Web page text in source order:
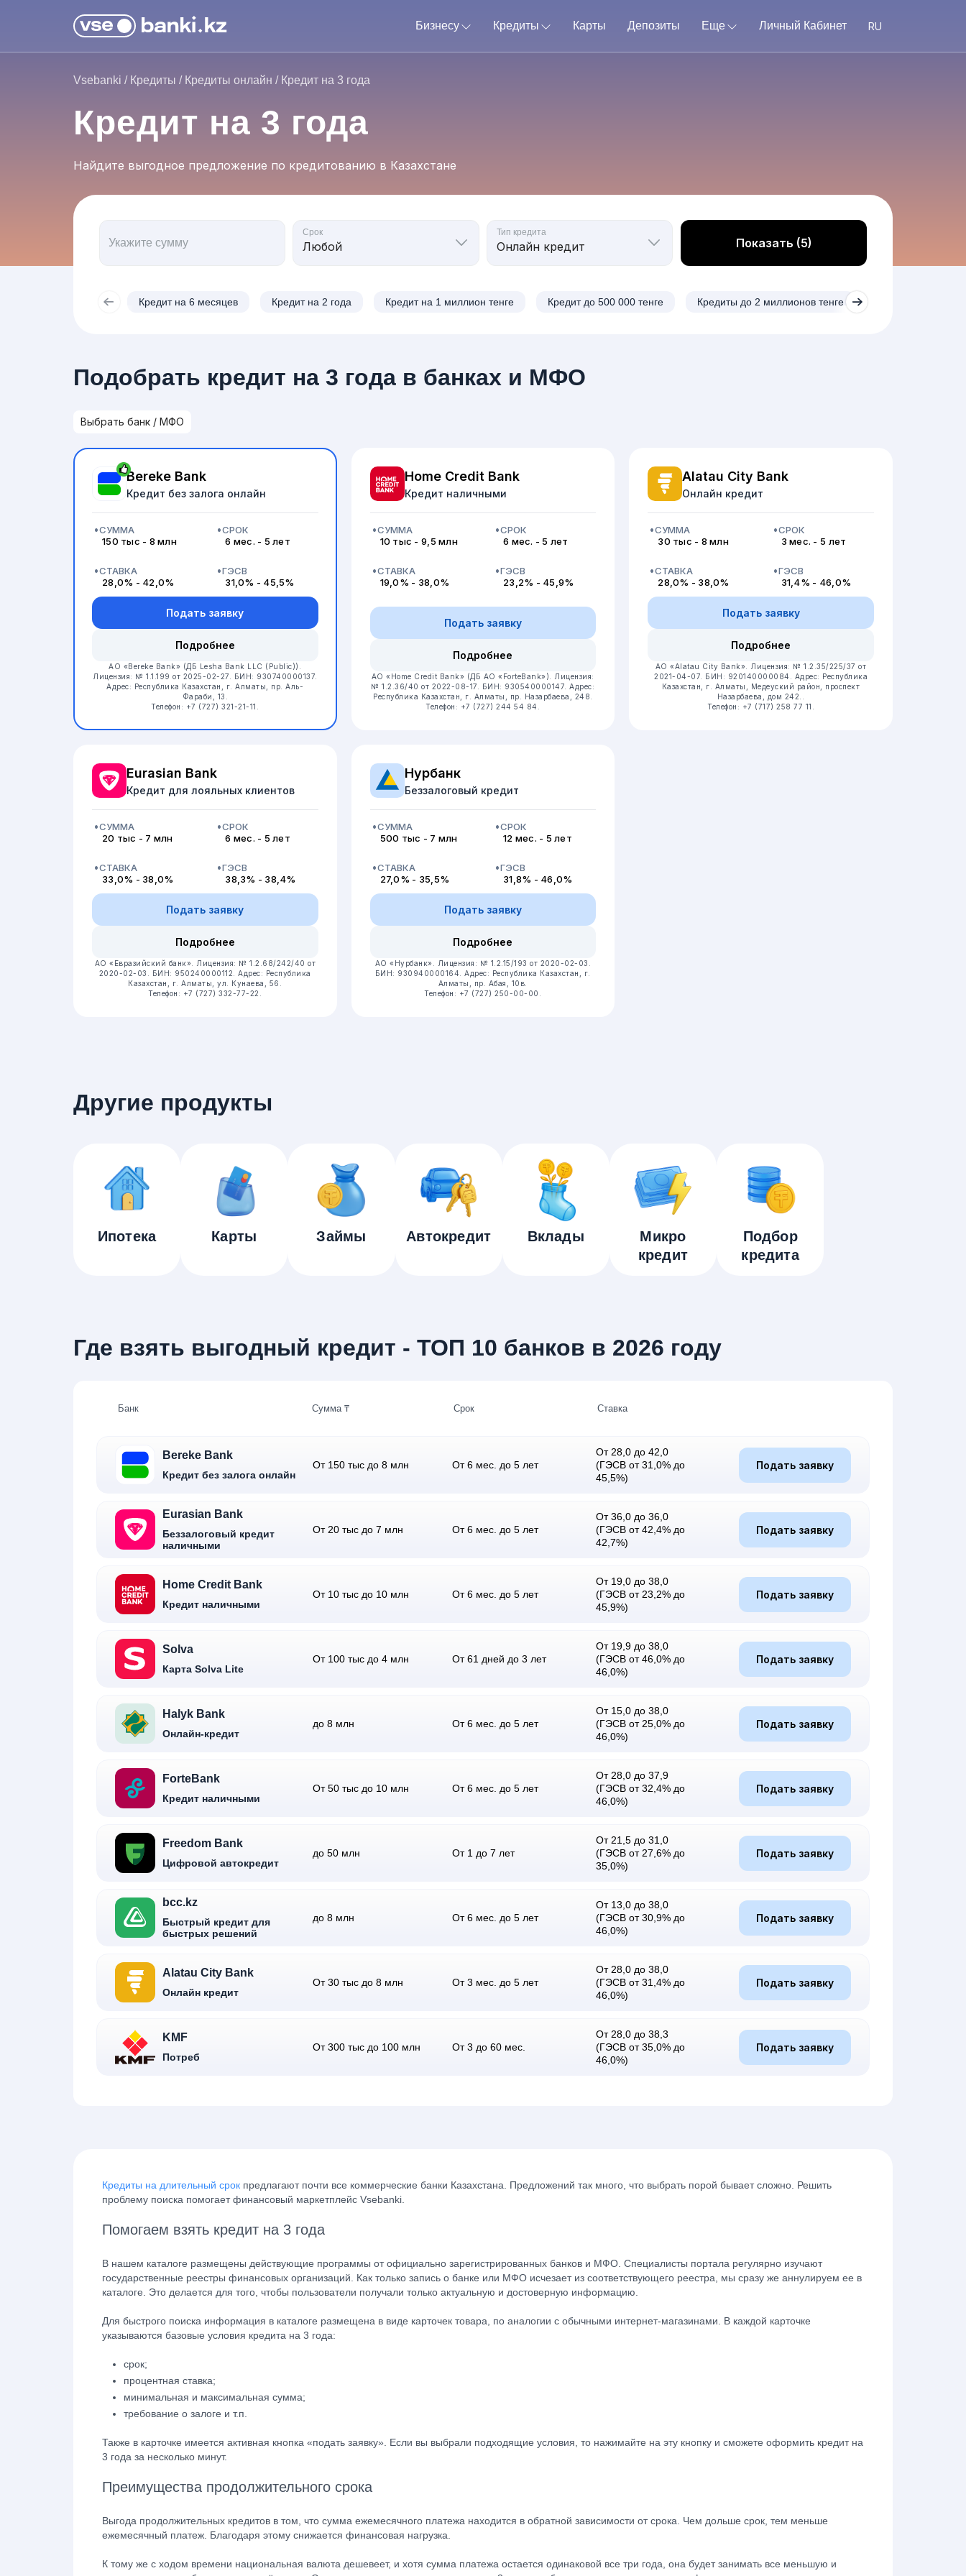
Бизнесу Кредиты Карты Депозиты Еще Личный Кабинет
Vsebanki / Кредиты / Кредиты онлайн / Кредит на 3 года
Кредит на 3 года
Найдите выгодное предложение по кредитованию в Казахстане
Укажите сумму
Срок Тип кредита
Показать (5)
Кредит на 6 месяцев Кредит на 2 года Кредит на 1 миллион тенге Кредит до 500 000 тенге Кредиты до 2 миллионов тенге
Подобрать кредит на 3 года в банках и МФО
Bereke Bank
Кредит без залога онлайн
СУММА
150 тыс - 8 млн
СРОК
6 мес. - 5 лет
СТАВКА
28,0% - 42,0%
ГЭСВ
31,0% - 45,5%
Подать заявку
Подробнее
АО «Bereke Bank» (ДБ Lesha Bank LLC (Public)).
Лицензия: № 1.1.199 от 2025-02-27.
БИН: 930740000137.
Адрес: Республика Казахстан, г. Алматы, пр. Аль-
Фараби, 13.
Телефон: +7 (727) 321-21-11.
Home Credit Bank
Кредит наличными
СУММА
10 тыс - 9,5 млн
СРОК
6 мес. - 5 лет
СТАВКА
19,0% - 38,0%
ГЭСВ
23,2% - 45,9%
Подать заявку
Подробнее
АО «Home Credit Bank» (ДБ АО «ForteBank»).
Лицензия:
№ 1.2.36/40 от 2022-08-17. БИН: 930540000147.Адрес:
Республика Казахстан, ​г. Алматы, пр. Назарбаева, 248.
Телефон: +7 (727) 244 54 84.
Alatau City Bank
Онлайн кредит
СУММА
30 тыс - 8 млн
СРОК
3 мес. - 5 лет
СТАВКА
28,0% - 38,0%
ГЭСВ
31,4% - 46,0%
Подать заявку
Подробнее
АО «Alatau City Bank».
Лицензия: № 1.2.35/225/37 от
2021-04-07. БИН: 920140000084. Адрес: Республика
Казахстан, г. Алматы, Медеуский район, проспект
Назарбаева, дом 242..
Телефон: +7 (717) 258 77 11.
Eurasian Bank
Кредит для лояльных клиентов
СУММА
20 тыс - 7 млн
СРОК
6 мес. - 5 лет
СТАВКА
33,0% - 38,0%
ГЭСВ
38,3% - 38,4%
Подать заявку
Подробнее
АО «Евразийский банк».
Лицензия: № 1.2.68/242/40 от
2020-02-03. БИН: 950240000112.Адрес: Республика
Казахстан, г. Алматы, ул. Кунаева, 56.
Телефон: +7 (727) 332-77-22.
Нурбанк
Беззалоговый кредит
СУММА
500 тыс - 7 млн
СРОК
12 мес. - 5 лет
СТАВКА
27,0% - 35,5%
ГЭСВ
31,8% - 46,0%
Подать заявку
Подробнее
АО «Нурбанк».
Лицензия: № 1.2.15/193 от 2020-02-03.
БИН: 930940000164.Адрес: Республика Казахстан, г.
Алматы, пр. Абая, 10в.
Телефон: +7 (727) 250-00-00.
Другие продукты
Ипотека Карты Займы Автокредит Вклады
Микро
кредит
Подбор
кредита
Где взять выгодный кредит - ТОП 10 банков в 2026 году
Банк Сумма ₸ Срок Ставка
Bereke Bank
Кредит без залога онлайн
От 150 тыс до 8 млн От 6 мес. до 5 лет
От 28,0 до 42,0
(ГЭСВ от 31,0% до
45,5%)
Подать заявку
Eurasian Bank
Беззалоговый кредит
наличными
От 20 тыс до 7 млн От 6 мес. до 5 лет
От 36,0 до 36,0
(ГЭСВ от 42,4% до
42,7%)
Подать заявку
Home Credit Bank
Кредит наличными
От 10 тыс до 10 млн От 6 мес. до 5 лет
От 19,0 до 38,0
(ГЭСВ от 23,2% до
45,9%)
Подать заявку
Solva
Карта Solva Lite
От 100 тыс до 4 млн От 61 дней до 3 лет
От 19,9 до 38,0
(ГЭСВ от 46,0% до
46,0%)
Подать заявку
Halyk Bank
Онлайн-кредит
до 8 млн От 6 мес. до 5 лет
От 15,0 до 38,0
(ГЭСВ от 25,0% до
46,0%)
Подать заявку
ForteBank
Кредит наличными
От 50 тыс до 10 млн От 6 мес. до 5 лет
От 28,0 до 37,9
(ГЭСВ от 32,4% до
46,0%)
Подать заявку
Freedom Bank
Цифровой автокредит
до 50 млн От 1 до 7 лет
От 21,5 до 31,0
(ГЭСВ от 27,6% до
35,0%)
Подать заявку
bcc.kz
Быстрый кредит для
быстрых решений
до 8 млн От 6 мес. до 5 лет
От 13,0 до 38,0
(ГЭСВ от 30,9% до
46,0%)
Подать заявку
Alatau City Bank
Онлайн кредит
От 30 тыс до 8 млн От 3 мес. до 5 лет
От 28,0 до 38,0
(ГЭСВ от 31,4% до
46,0%)
Подать заявку
KMF
Потреб
От 300 тыс до 100 млн От 3 до 60 мес.
От 28,0 до 38,3
(ГЭСВ от 35,0% до
46,0%)
Подать заявку
Кредиты на длительный срок предлагают почти все коммерческие банки Казахстана. Предложений так много, что выбрать порой бывает сложно. Решить
проблему поиска помогает финансовый маркетплейс Vsebanki.
Помогаем взять кредит на 3 года
В нашем каталоге размещены действующие программы от официально зарегистрированных банков и МФО. Специалисты портала регулярно изучают
государственные реестры финансовых организаций. Как только запись о банке или МФО исчезает из соответствующего реестра, мы сразу же аннулируем ее в
каталоге. Это делается для того, чтобы пользователи получали только актуальную и достоверную информацию.
Для быстрого поиска информация в каталоге размещена в виде карточек товара, по аналогии с обычными интернет-магазинами. В каждой карточке
указываются базовые условия кредита на 3 года:
срок;
процентная ставка;
минимальная и максимальная сумма;
требование о залоге и т.п.
Также в карточке имеется активная кнопка «подать заявку». Если вы выбрали подходящие условия, то нажимайте на эту кнопку и сможете оформить кредит на
3 года за несколько минут.
Преимущества продолжительного срока
Выгода продолжительных кредитов в том, что сумма ежемесячного платежа находится в обратной зависимости от срока. Чем дольше срок, тем меньше
ежемесячный платеж. Благодаря этому снижается финансовая нагрузка.
К тому же с ходом времени национальная валюта дешевеет, и хотя сумма платежа остается одинаковой все три года, она будет занимать все меньшую и